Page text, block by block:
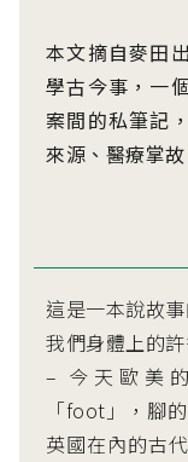
本文摘自麥田
學古今事，一
案間的私筆記
來源、醫療掌
這是一本說故事
我們身體上的
– 今天歐美
「foot」，腳
英國在內的古